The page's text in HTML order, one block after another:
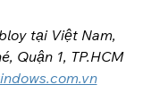
tại Việt Nam,
Quận 1, TP.HCM